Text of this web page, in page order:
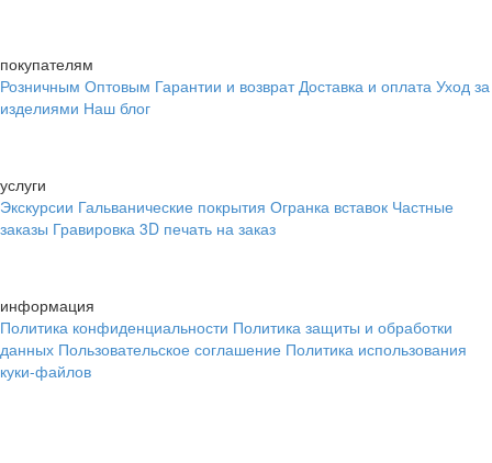
покупателям
Розничным Оптовым Гарантии и возврат Доставка и оплата Уход за
изделиями Наш блог
услуги
Экскурсии Гальванические покрытия Огранка вставок Частные
заказы Гравировка 3D печать на заказ
информация
Политика конфиденциальности Политика защиты и обработки
данных Пользовательское соглашение Политика использования
куки-файлов